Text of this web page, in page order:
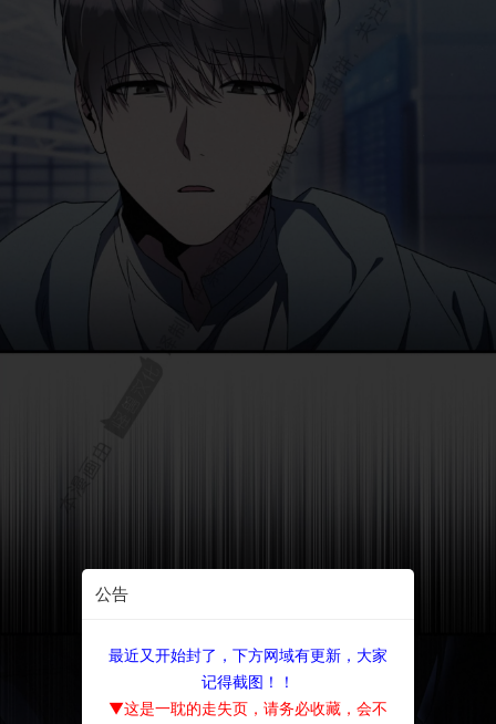
公告
最近又开始封了，下方网域有更新，大家
记得截图！！
▼这是一耽的走失页，请务必收藏，会不